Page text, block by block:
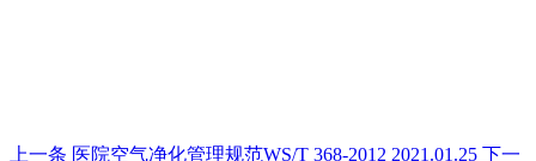
上一条 医院空气净化管理规范WS/T 368-2012 2021.01.25 下一